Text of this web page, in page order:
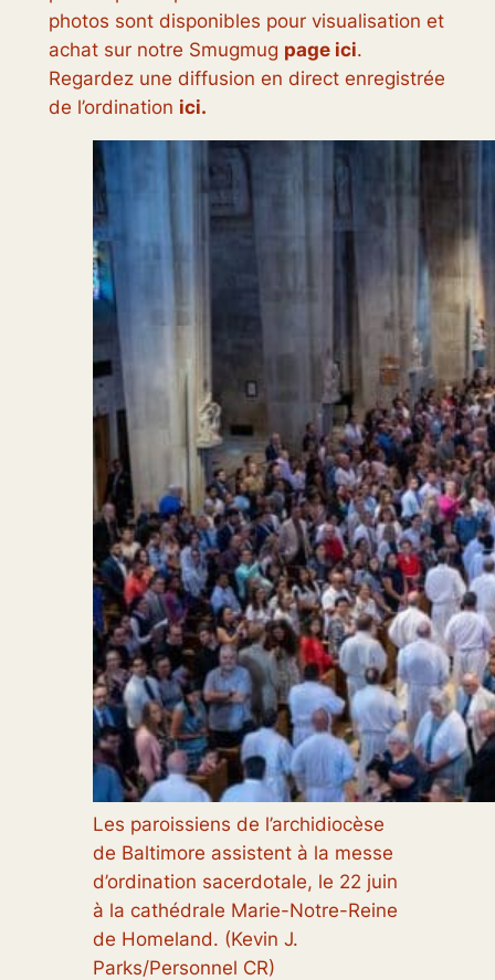
photos sont disponibles pour visualisation et
achat sur notre Smugmug page ici.
Regardez une diffusion en direct enregistrée
de l’ordination ici.
Les paroissiens de l’archidiocèse
de Baltimore assistent à la messe
d’ordination sacerdotale, le 22 juin
à la cathédrale Marie-Notre-Reine
de Homeland. (Kevin J.
Parks/Personnel CR)